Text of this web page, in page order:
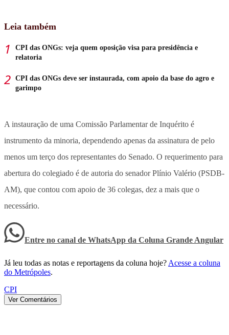
Leia também
CPI das ONGs: veja quem oposição visa para presidência e
relatoria
CPI das ONGs deve ser instaurada, com apoio da base do agro e
garimpo
A instauração de uma Comissão Parlamentar de Inquérito é
instrumento da minoria, dependendo apenas da assinatura de pelo
menos um terço dos representantes do Senado. O requerimento para
abertura do colegiado é de autoria do senador Plínio Valério (PSDB-
AM), que contou com apoio de 36 colegas, dez a mais que o
necessário.
Entre no canal de WhatsApp da Coluna Grande Angular
Já leu todas as notas e reportagens da coluna hoje? Acesse a coluna
do Metrópoles.
CPI
Ver Comentários